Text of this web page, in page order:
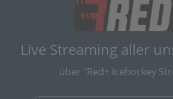
Live Streaming aller
über "Red+ Icehockey